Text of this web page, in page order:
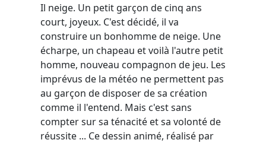
Il neige. Un petit garçon de cinq ans
court, joyeux. C'est décidé, il va
construire un bonhomme de neige. Une
écharpe, un chapeau et voilà l'autre petit
homme, nouveau compagnon de jeu. Les
imprévus de la météo ne permettent pas
au garçon de disposer de sa création
comme il l'entend. Mais c'est sans
compter sur sa ténacité et sa volonté de
réussite ... Ce dessin animé, réalisé par